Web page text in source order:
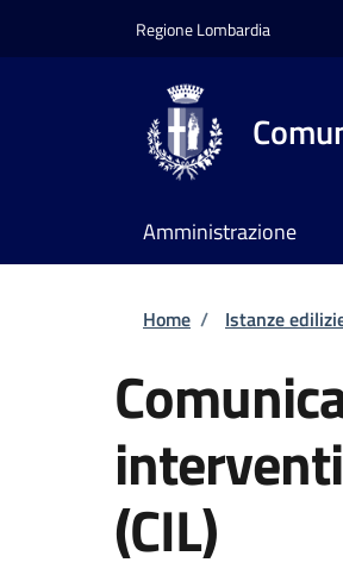
Regione Lombardia
Amministrazione
Briciole
Home / Istanze
(CIL)